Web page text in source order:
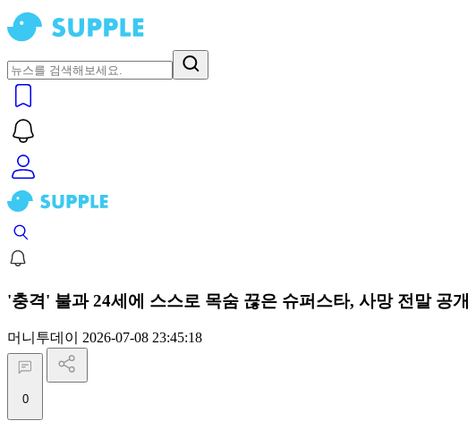
'충격' 불과 24세에 스스로 목숨 끊은 슈퍼스타, 사망 전말 공
머니투데이 2026-07-08 23:45:18
0